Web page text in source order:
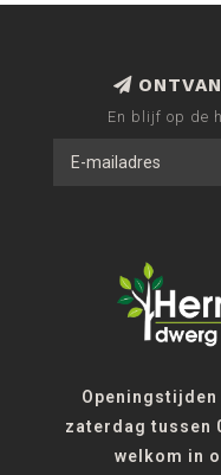
En blijf op de
zaterdag tussen
welkom in